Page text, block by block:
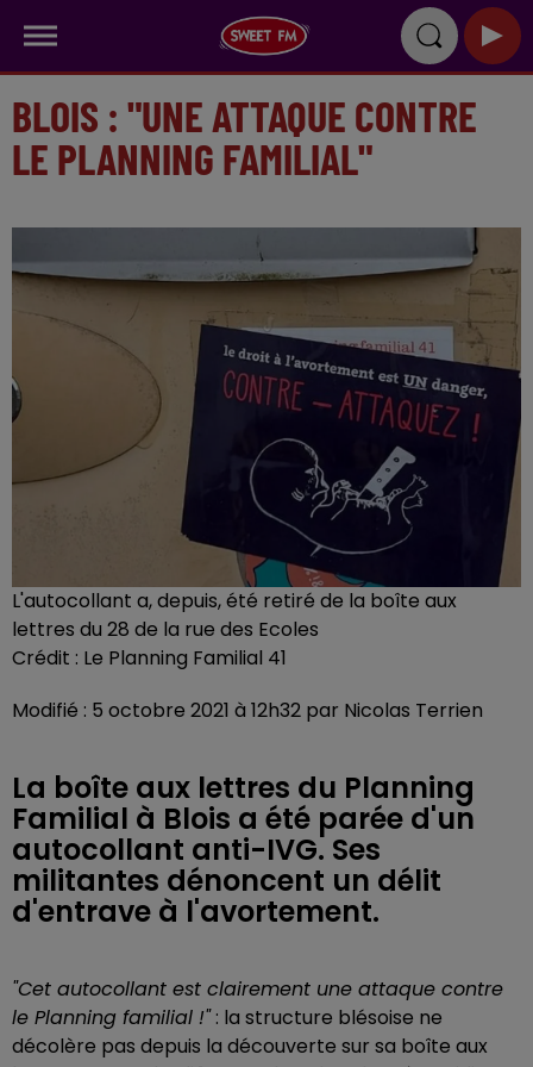
BLOIS : "UNE ATTAQUE CONTRE
LE PLANNING FAMILIAL"
L'autocollant a, depuis, été retiré de la boîte aux
lettres du 28 de la rue des Ecoles
Crédit : Le Planning Familial 41
Modifié : 5 octobre 2021 à 12h32 par Nicolas Terrien
La boîte aux lettres du Planning
Familial à Blois a été parée d'un
autocollant anti-IVG. Ses
militantes dénoncent un délit
d'entrave à l'avortement.
"Cet autocollant est clairement une attaque contre
le Planning familial !": la structure blésoise ne
décolère pas depuis la découverte sur sa boîte aux